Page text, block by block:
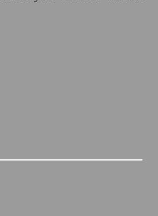
Michala Novenka v Klášteře